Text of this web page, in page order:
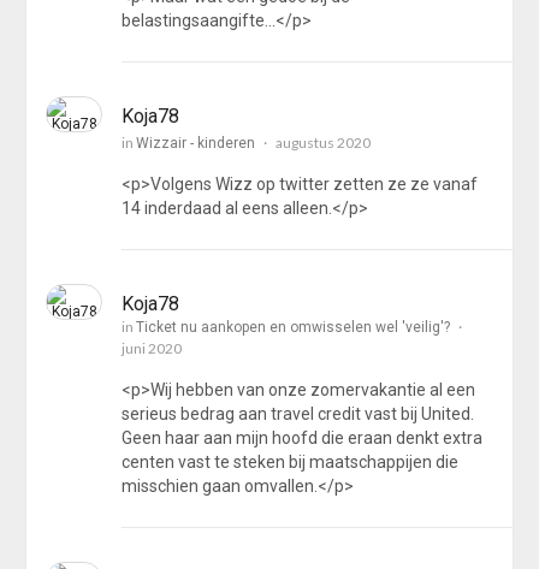
belastingsaangifte...</p>
Koja78
inWizzair - kinderen augustus 2020
<p>Volgens Wizz op twitter zetten ze ze vanaf
14 inderdaad al eens alleen.</p>
Koja78
inTicket nu aankopen en omwisselen wel 'veilig'?
juni 2020
<p>Wij hebben van onze zomervakantie al een
serieus bedrag aan travel credit vast bij United.
Geen haar aan mijn hoofd die eraan denkt extra
centen vast te steken bij maatschappijen die
misschien gaan omvallen.</p>